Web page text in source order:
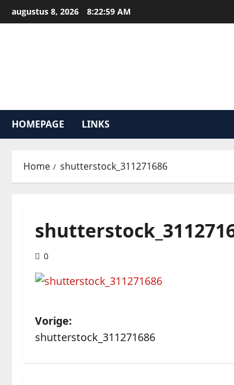
naar
augustus 8, 2026 8:22:59 AM
HOMEPAGE LINKS
Home shutterstock_311271686
0
B
e
Vorige:
shutterstock_311271686